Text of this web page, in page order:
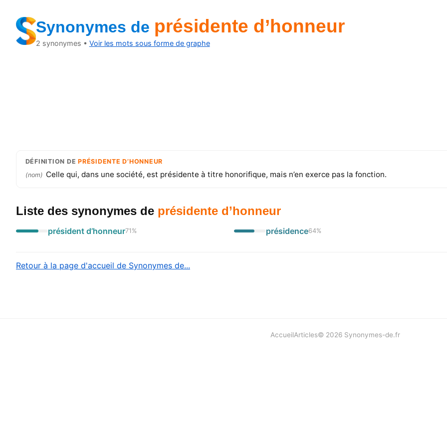
Synonymes de présidente d’honneur
2 synonymes • Voir les mots sous forme de graphe
DÉFINITION DEPRÉSIDENTE D’HONNEUR
(nom) Celle qui, dans une société, est présidente à titre honorifique, mais n’en exerce pas la fonction.
Liste des synonymes de présidente d’honneur
président d’honneur71 % présidence64%
Retour à la page d'accueil de Synonymes de...
AccueilArticles© 2026 Synonymes-de.fr